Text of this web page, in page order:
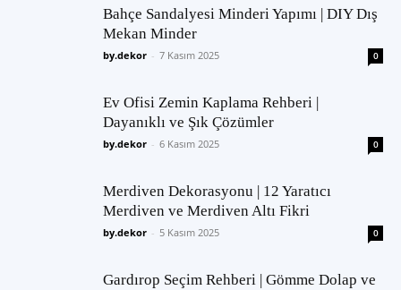
Bahçe Sandalyesi Minderi Yapımı | DIY Dış
Mekan Minder
by.dekor - 7 Kasım 2025 0
Ev Ofisi Zemin Kaplama Rehberi |
Dayanıklı ve Şık Çözümler
by.dekor - 6 Kasım 2025 0
Merdiven Dekorasyonu | 12 Yaratıcı
Merdiven ve Merdiven Altı Fikri
by.dekor - 5 Kasım 2025 0
Gardırop Seçim Rehberi | Gömme Dolap ve